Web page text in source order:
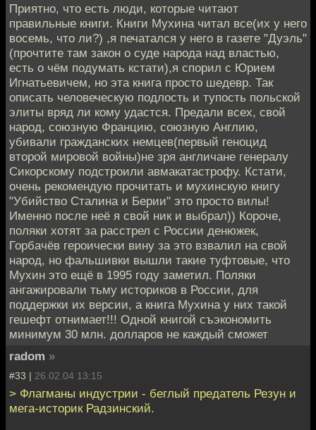
Приятно, что есть люди, которые читают
правильные книги. Книги Мухина читал все(их у него
восемь, что ли?) ,я печатался у него в газете "Дуэль"
(прочтите там закон о суде народа над властью,
есть о чём подумать кстати),я спорил с Юрием
Игнатьевичем, но эта книга просто шедевр. Так
описать человеческую подлость и тупость польской
элиты вряд ли кому удастся. Предали всех, свой
народ, союзную Францию, союзную Англию,
убивали гражданских немцев(первый геноцид
второй мировой войны)не зря англичане генералу
Сикорскому подстроили авмакатастрофу. Кстати,
очень рекомендую прочитать и мухинскую книгу
"Убийство Сталина и Берии" это просто вилы!
Именно после неё я свой ник и выбрал)) Короче,
поляки хотят за расстрел с России денюжек,
Горбачёв героически вину за это взвалил на свой
народ, но фальшивки вышли такие туфтовые, что
Мухин это ещё в 1995 году заметил. Поляки
ангажировали тьму историков в России, для
поддержки их версии, а книга Мухина у них такой
гешефт отнимает!!! Одной книгой съэкономить
минимум 30 млн. долларов не каждый сможет
radom »
#33 | 26.02.04 13:15
> Флагманы индустрии - беглый предатель Резун и
мега-историк Радзинский.